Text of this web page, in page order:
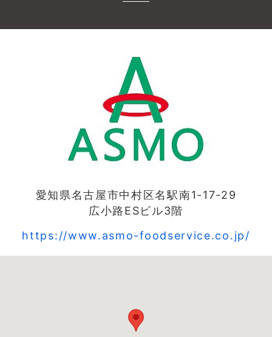
愛知県名古屋市中村区名駅南1-17-29
広小路ESビル3階
https://www.asmo-foodservice.co.jp/